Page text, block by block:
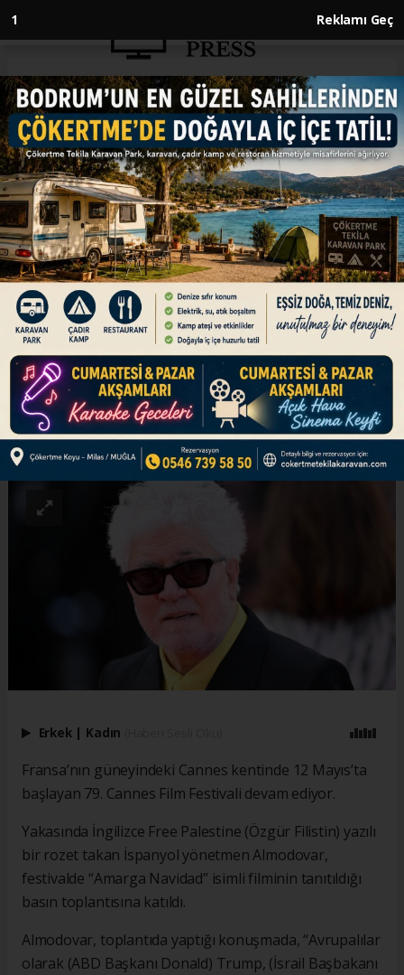
Anasayfa KÜLTÜR SANAT
İspanyol yönetmenden
Netanyahu için "canavar"
benzetmesi
KÜLTÜR SANAT
20.05.2026 - 18:05, Güncelleme: 20.05.2026 - 18:05
İspanyol yönetmen Pedro Almodovar, 79.
Cannes Film Festivali’nde, İsrail Başbakanı
Binyamin Netanyahu için “canavar” benzetmesi
yaptı
ABONE OL
Erkek | Kadın
Fransa’nın güneyindeki Cannes kentinde 12 Mayıs’ta
başlayan 79. Cannes Film Festivali devam ediyor.
Yakasında İngilizce Free Palestine (Özgür Filistin) yazılı
bir rozet takan İspanyol yönetmen Almodovar,
festivalde “Amarga Navidad” isimli filminin tanıtıldığı
basın toplantısına katıldı.
Almodovar, toplantıda yaptığı konuşmada, “Avrupalılar
olarak (ABD Başkanı Donald) Trump, (İsrail Başbakanı